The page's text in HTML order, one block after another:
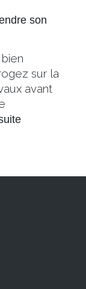
son
sur la
avant